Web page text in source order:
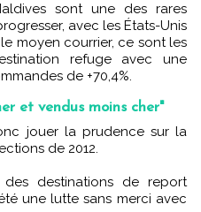
sont une des rares
avec les États-Unis
moyen courrier, ce sont les
refuge avec une
de +70,4%.
et vendus moins cher"
de 2012.
des destinations de report
une lutte sans merci avec